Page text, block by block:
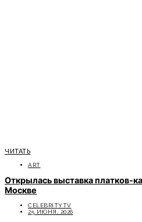
ЧИТАТЬ
ART
Открылась выставка платков-
Москве
CELEBRITYTV
25 ИЮНЯ, 2026